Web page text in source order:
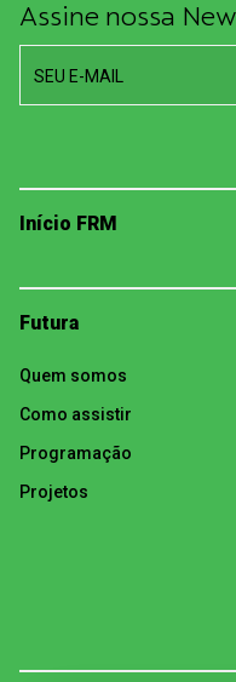
Assine nossa
SEU E-MAIL
Início FRM
Futura
Quem somos
Como assistir
Programação
Projetos